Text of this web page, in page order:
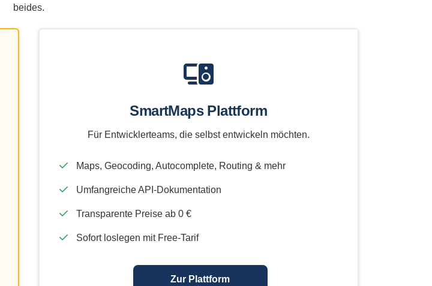
beides.
SmartMaps Plattform
Für Entwicklerteams, die selbst entwickeln möchten.
Maps, Geocoding, Autocomplete, Routing & mehr
Umfangreiche API-Dokumentation
Transparente Preise ab 0 €
Sofort loslegen mit Free-Tarif
Zur Plattform